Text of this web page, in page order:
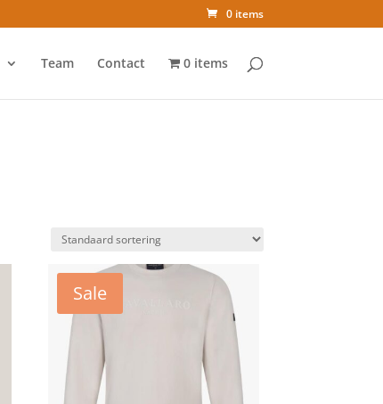
0 items
Team Contact 0 items
Sale